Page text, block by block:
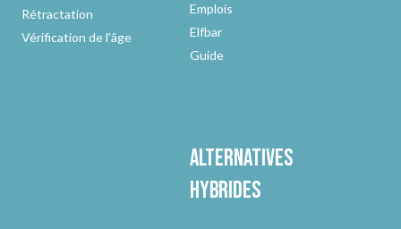
Rétractation
Vérification de l'âge
Emplois
Elfbar
Guide
Alternatives
hybrides